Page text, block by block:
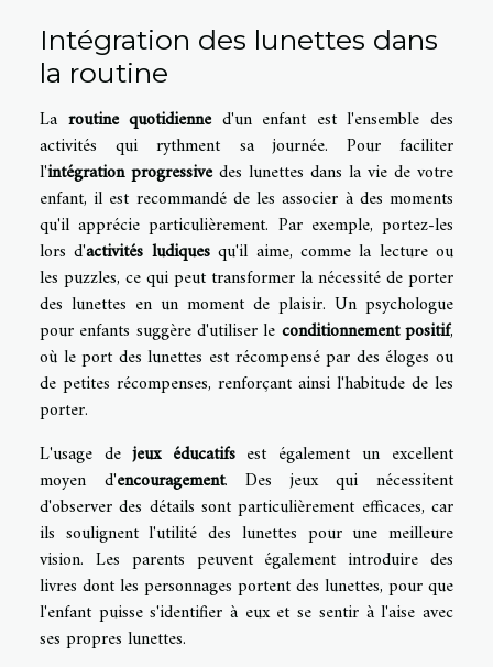
Intégration des lunettes dans
la routine
La routine quotidienned'un enfant est l'ensemble des
activités qui rythment sa journée. Pour faciliter
l'intégration progressivedes lunettes dans la vie de votre
enfant, il est recommandé de les associer à des moments
qu'il apprécie particulièrement. Par exemple, portez-les
lors d'activités ludiquesqu'il aime, comme la lecture ou
les puzzles, ce qui peut transformer la nécessité de porter
des lunettes en un moment de plaisir. Un psychologue
pour enfants suggère d'utiliser le conditionnement positif,
où le port des lunettes est récompensé par des éloges ou
de petites récompenses, renforçant ainsi l'habitude de les
porter.
L'usage dejeux éducatifsest également un excellent
moyen d'encouragement. Des jeux qui nécessitent
d'observer des détails sont particulièrement efficaces, car
ils soulignent l'utilité des lunettes pour une meilleure
vision. Les parents peuvent également introduire des
livres dont les personnages portent des lunettes, pour que
l'enfant puisse s'identifier à eux et se sentir à l'aise avec
ses propres lunettes.